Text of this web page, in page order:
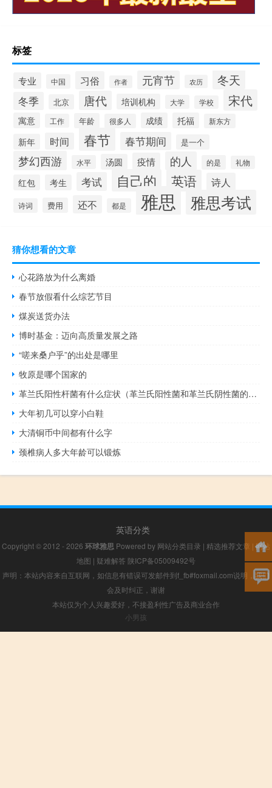
标签
专业 中国 习俗 作者 元宵节 农历 冬天
冬季 北京 唐代 培训机构 大学 学校 宋代
寓意 工作 年龄 很多人 成绩 托福 新东方
新年 时间 春节 春节期间 是一个
梦幻西游 水平 汤圆 疫情 的人 的是 礼物
红包 考生 考试 自己的 英语 诗人
诗词 费用 还不 都是 雅思 雅思考试
猜你想看的文章
心花路放为什么离婚
春节放假看什么综艺节目
煤炭送货办法
博时基金：迈向高质量发展之路
“嗟来桑户乎”的出处是哪里
牧原是哪个国家的
革兰氏阳性杆菌有什么症状（革兰氏阳性菌和革兰氏阴性菌的区别）
大年初几可以穿小白鞋
大清铜币中间都有什么字
颈椎病人多大年龄可以锻炼
英语分类
Copyright © 2012 - 2026 环球雅思 Powered by 网站分类目录 | 精选推荐文章 |网站
地图 | 疑难解答 陕ICP备05009492号
声明：本站内容来自互联网，如信息有错误可发邮件到f_fb#foxmail.com说明，我们
会及时纠正，谢谢
本站仅为个人兴趣爱好，不接盈利性广告及商业合作
小男孩